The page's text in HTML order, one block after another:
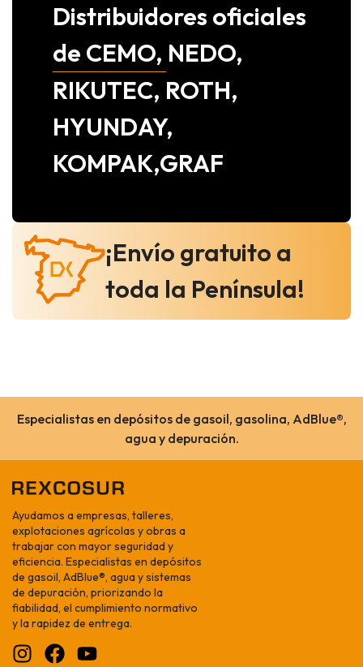
Distribuidores oficiales
de CEMO, NEDO,
RIKUTEC, ROTH,
HYUNDAY,
KOMPAK,GRAF
¡Envío gratuito a
toda la Península!
Especialistas en depósitos de gasoil, gasolina, AdBlue®,
agua y depuración.
Ayudamos a empresas, talleres,
explotaciones agrícolas y obras a
trabajar con mayor seguridad y
eficiencia. Especialistas en depósitos
de gasoil, AdBlue®, agua y sistemas
de depuración, priorizando la
fiabilidad, el cumplimiento normativo
y la rapidez de entrega.